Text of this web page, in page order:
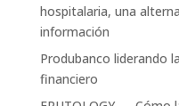
hospitalaria, una
información
Produbanco liderando
financiero